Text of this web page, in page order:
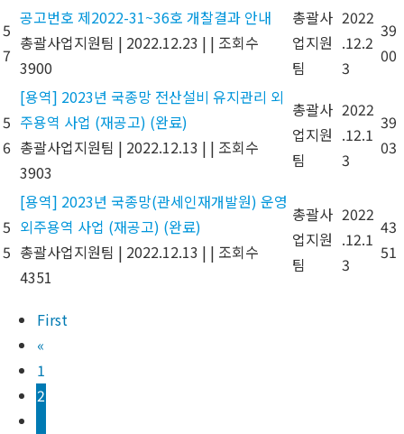
5
7
공고번호 제2022-31~36호 개찰결과 안내
총괄사업지원팀 | 2022.12.23 | | 조회수
3900
총괄사
업지원
팀
2022
.12.2
3
39
00
5
6
[용역] 2023년 국종망 전산설비 유지관리 외
주용역 사업 (재공고) (완료)
총괄사업지원팀 | 2022.12.13 | | 조회수
3903
총괄사
업지원
팀
2022
.12.1
3
39
03
5
5
[용역] 2023년 국종망(관세인재개발원) 운영
외주용역 사업 (재공고) (완료)
총괄사업지원팀 | 2022.12.13 | | 조회수
4351
총괄사
업지원
팀
2022
.12.1
3
43
51
First
«
1
2